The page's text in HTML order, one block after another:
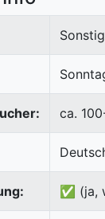
ca.
✅ (ja,